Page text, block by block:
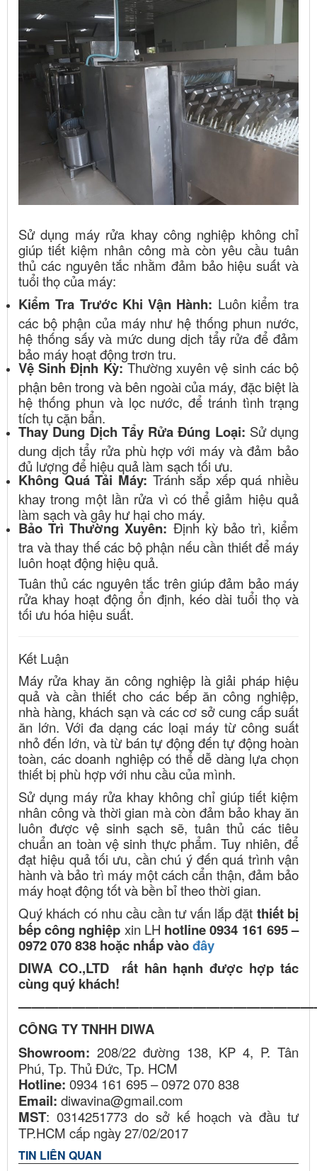
Sử dụng máy rửa khay công nghiệp không chỉ
giúp tiết kiệm nhân công mà còn yêu cầu tuân
thủ các nguyên tắc nhằm đảm bảo hiệu suất và
tuổi thọ của máy:
Kiểm Tra Trước Khi Vận Hành: Luôn kiểm tra
các bộ phận của máy như hệ thống phun nước,
hệ thống sấy và mức dung dịch tẩy rửa để đảm
bảo máy hoạt động trơn tru.
Vệ Sinh Định Kỳ:Thường xuyên vệ sinh các bộ
phận bên trong và bên ngoài của máy, đặc biệt là
hệ thống phun và lọc nước, để tránh tình trạng
tích tụ cặn bẩn.
Thay Dung Dịch Tẩy Rửa Đúng Loại: Sử dụng
dung dịch tẩy rửa phù hợp với máy và đảm bảo
đủ lượng để hiệu quả làm sạch tối ưu.
Không Quá Tải Máy: Tránh sắp xếp quá nhiều
khay trong một lần rửa vì có thể giảm hiệu quả
làm sạch và gây hư hại cho máy.
Bảo Trì Thường Xuyên: Định kỳ bảo trì, kiểm
tra và thay thế các bộ phận nếu cần thiết để máy
luôn hoạt động hiệu quả.
Tuân thủ các nguyên tắc trên giúp đảm bảo máy
rửa khay hoạt động ổn định, kéo dài tuổi thọ và
tối ưu hóa hiệu suất.
Kết Luận
Máy rửa khay ăn công nghiệp là giải pháp hiệu
quả và cần thiết cho các bếp ăn công nghiệp,
nhà hàng, khách sạn và các cơ sở cung cấp suất
ăn lớn. Với đa dạng các loại máy từ công suất
nhỏ đến lớn, và từ bán tự động đến tự động hoàn
toàn, các doanh nghiệp có thể dễ dàng lựa chọn
thiết bị phù hợp với nhu cầu của mình.
Sử dụng máy rửa khay không chỉ giúp tiết kiệm
nhân công và thời gian mà còn đảm bảo khay ăn
luôn được vệ sinh sạch sẽ, tuân thủ các tiêu
chuẩn an toàn vệ sinh thực phẩm. Tuy nhiên, để
đạt hiệu quả tối ưu, cần chú ý đến quá trình vận
hành và bảo trì máy một cách cẩn thận, đảm bảo
máy hoạt động tốt và bền bỉ theo thời gian.
Quý khách có nhu cầu cần tư vấn lắp đặt thiết bị
bếp công nghiệp xin LH hotline 0934 161 695 –
0972 070 838 hoặc nhấp vàođây
DIWA CO.,LTD rất hân hạnh được hợp tác
cùng quý khách!
CÔNG TY TNHH DIWA
Showroom: 208/22 đường 138, KP 4, P. Tân
Phú, Tp. Thủ Đức, Tp. HCM
Hotline: 0934 161 695 – 0972 070 838
Email: diwavina@gmail.com
MST: 0314251773 do sở kế hoạch và đầu tư
TP.HCM cấp ngày 27/02/2017
TIN LIÊN QUAN